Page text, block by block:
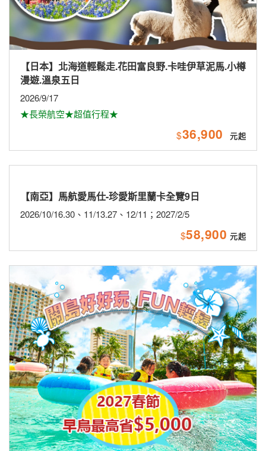
【日本】北海道輕鬆走.花田富良野.卡哇伊草泥馬.小樽
漫遊.溫泉五日
2026/9/17
★長榮航空★超值行程★
$36,900
【南亞】馬航愛馬仕-珍愛斯里蘭卡全覽9日
2026/10/16.30、11/13.27、12/11；2027/2/5
$58,900